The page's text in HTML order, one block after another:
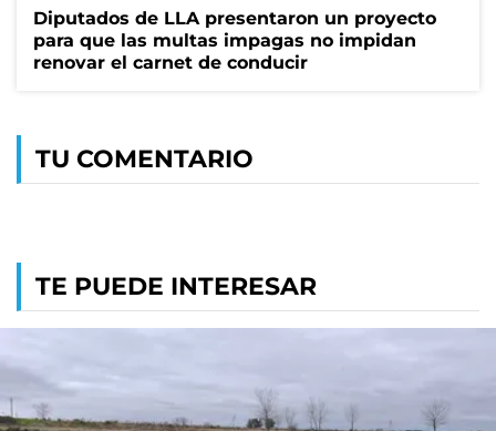
Diputados de LLA presentaron un proyecto
para que las multas impagas no impidan
renovar el carnet de conducir
TU COMENTARIO
TE PUEDE INTERESAR